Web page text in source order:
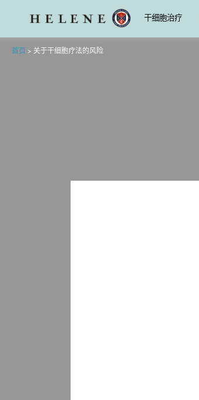
干细胞治疗
首页 > 关于干细胞疗法的风险